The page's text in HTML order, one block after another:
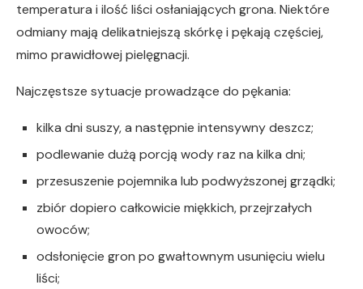
temperatura i ilość liści osłaniających grona. Niektóre
odmiany mają delikatniejszą skórkę i pękają częściej,
mimo prawidłowej pielęgnacji.
Najczęstsze sytuacje prowadzące do pękania:
kilka dni suszy, a następnie intensywny deszcz;
podlewanie dużą porcją wody raz na kilka dni;
przesuszenie pojemnika lub podwyższonej grządki;
zbiór dopiero całkowicie miękkich, przejrzałych
owoców;
odsłonięcie gron po gwałtownym usunięciu wielu
liści;